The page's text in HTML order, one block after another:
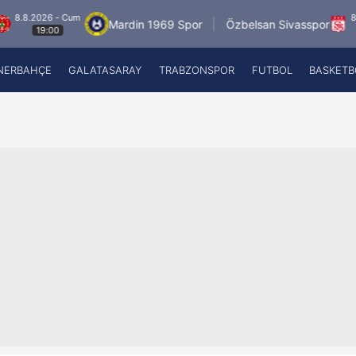
- Cum
Mardin 1969 Spor Özbelsan Sivasspor
8.8.2026
19:00
GALATASARAY TRABZONSPOR FUTBOL